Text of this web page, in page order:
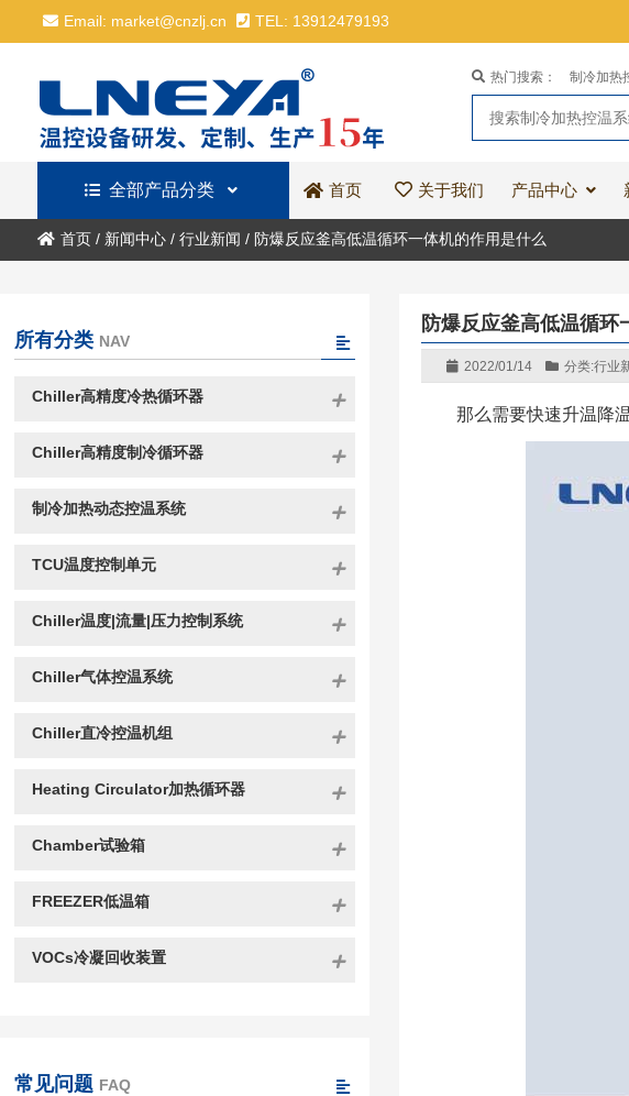
Email: market@cnzlj.cn TEL: 13912479193
热门搜索： 制冷加热
全部产品分类 首页 关于我们 产品中心
首页/ 新闻中心/ 行业新闻 / 防爆反应釜高低温循环一体机的作用是什么
防爆反应釜高低温循环
2022/01/14 分类:行业
那么需要快速升温降
所有分类 NAV
Chiller高精度冷热循环器
Chiller高精度制冷循环器
制冷加热动态控温系统
TCU温度控制单元
Chiller温度|流量|压力控制系统
Chiller气体控温系统
Chiller直冷控温机组
Heating Circulator加热循环器
Chamber试验箱
FREEZER低温箱
VOCs冷凝回收装置
常见问题 FAQ